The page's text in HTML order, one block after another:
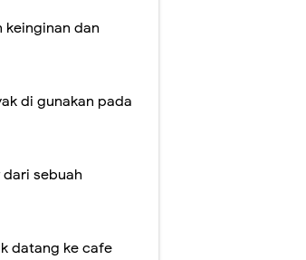
keinginan dan
di gunakan pada
sebuah
datang ke cafe